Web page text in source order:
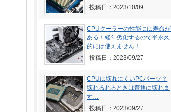
投稿日：2023/10/09
CPUクーラーの性能には寿命が
ある！経年劣化するので半永久
的には使えません！
投稿日：2023/09/27
CPUは壊れにくいPCパーツ？
壊れるれるときは普通に壊れま
す…
投稿日：2023/09/27